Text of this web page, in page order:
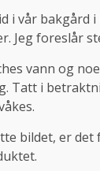
vår bakgård
Jeg foreslår
vann og
Tatt i
bildet, er